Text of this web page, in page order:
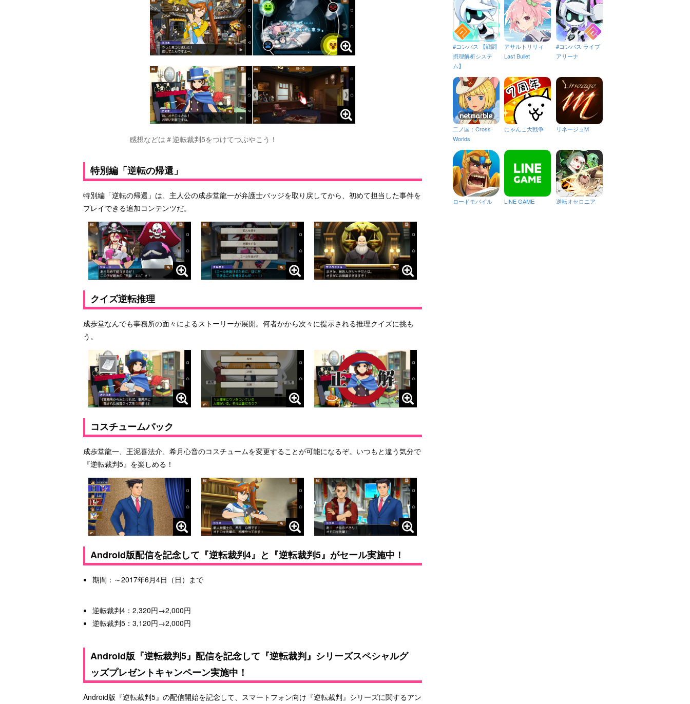
感想などは＃逆転裁判5をつけてつぶやこう！
特別編「逆転の帰還」
特別編「逆転の帰還」は、主人公の成歩堂龍一が弁護士バッジを取り戻してから、初めて担当した事件を
プレイできる追加コンテンツだ。
クイズ逆転推理
成歩堂なんでも事務所の面々によるストーリーが展開。何者かから次々に提示される推理クイズに挑も
う。
コスチュームパック
成歩堂龍一、王泥喜法介、希月心音のコスチュームを変更することが可能になるぞ。いつもと違う気分で
『逆転裁判5』を楽しめる！
Android版配信を記念して『逆転裁判4』と『逆転裁判5』がセール実施中！
期間：～2017年6月4日（日）まで
逆転裁判4：2,320円→2,000円
逆転裁判5：3,120円→2,000円
Android版『逆転裁判5』配信を記念して『逆転裁判』シリーズスペシャルグ
ッズプレゼントキャンペーン実施中！
Android版『逆転裁判5』の配信開始を記念して、スマートフォン向け『逆転裁判』シリーズに関するアン
#コンパス 【戦闘
摂理解析システ
ム】
アサルトリリィ
Last Bullet
#コンパス ライブ
アリーナ
二ノ国：Cross
Worlds
にゃんこ大戦争 リネージュM
ロードモバイル LINE GAME 逆転オセロニア